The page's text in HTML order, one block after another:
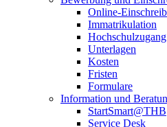
Online-
Immatrikulation
Hochschulzugang
Unterlagen
Kosten
Fristen
Formulare
Information und
StartSmart@THB
Service Desk